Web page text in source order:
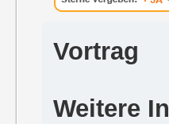
Vortrag
Weitere